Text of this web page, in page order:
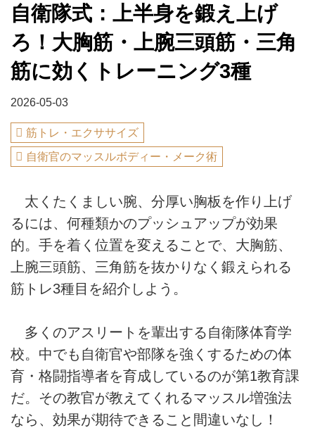
自衛隊式：上半身を鍛え上げ
ろ！大胸筋・上腕三頭筋・三角
筋に効くトレーニング3種
2026-05-03
筋トレ・エクササイズ
自衛官のマッスルボディー・メーク術
太くたくましい腕、分厚い胸板を作り上げ
るには、何種類かのプッシュアップが効果
的。手を着く位置を変えることで、大胸筋、
上腕三頭筋、三角筋を抜かりなく鍛えられる
筋トレ3種目を紹介しよう。
多くのアスリートを輩出する自衛隊体育学
校。中でも自衛官や部隊を強くするための体
育・格闘指導者を育成しているのが第1教育課
だ。その教官が教えてくれるマッスル増強法
なら、効果が期待できること間違いなし！